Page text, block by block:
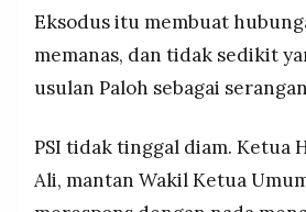
Eksodus itu membuat
memanas, dan tidak sedikit
usulan Paloh sebagai
PSI tidak tinggal diam. Ketua
Ali, mantan Wakil Ketua